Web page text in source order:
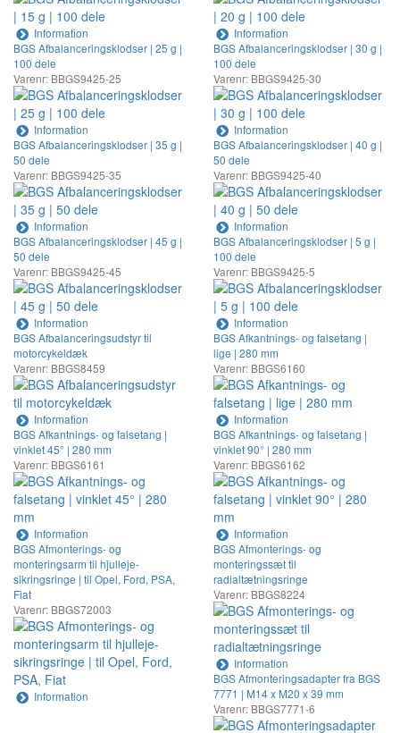
Information
Information
BGS Afbalanceringsklodser | 25 g |
100 dele
Varenr: BBGS9425-25
Information
BGS Afbalanceringsklodser | 30 g |
100 dele
Varenr: BBGS9425-30
Information
BGS Afbalanceringsklodser | 35 g |
50 dele
Varenr: BBGS9425-35
Information
BGS Afbalanceringsklodser | 40 g |
50 dele
Varenr: BBGS9425-40
Information
BGS Afbalanceringsklodser | 45 g |
50 dele
Varenr: BBGS9425-45
Information
BGS Afbalanceringsklodser | 5 g |
100 dele
Varenr: BBGS9425-5
Information
BGS Afbalanceringsudstyr til
motorcykeldæk
Varenr: BBGS8459
Information
BGS Afkantnings- og falsetang |
lige | 280 mm
Varenr: BBGS6160
Information
BGS Afkantnings- og falsetang |
vinklet 45° | 280 mm
Varenr: BBGS6161
Information
BGS Afkantnings- og falsetang |
vinklet 90° | 280 mm
Varenr: BBGS6162
Information
BGS Afmonterings- og
monteringsarm til hjulleje-
sikringsringe | til Opel, Ford, PSA,
Fiat
Varenr: BBGS72003
Information
BGS Afmonterings- og
monteringssæt til
radialtætningsringe
Varenr: BBGS8224
Information
BGS Afmonteringsadapter fra BGS
7771 | M14 x M20 x 39 mm
Varenr: BBGS7771-6